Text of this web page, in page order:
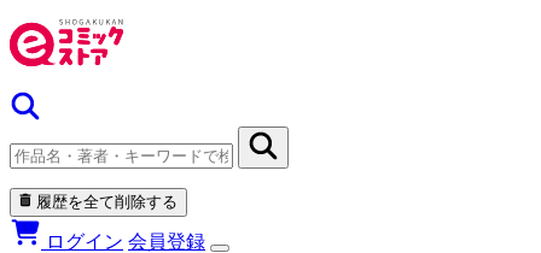
履歴を全て削除する
ログイン 会員登録